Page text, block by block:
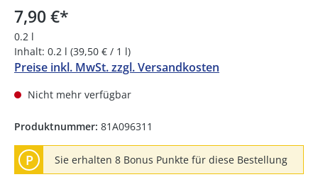
7,90 €*
0.2 l
Inhalt: 0.2 l (39,50 € / 1 l)
Preise inkl. MwSt. zzgl. Versandkosten
Nicht mehr verfügbar
Produktnummer: 81A096311
P Sie erhalten 8 Bonus Punkte für diese Bestellung